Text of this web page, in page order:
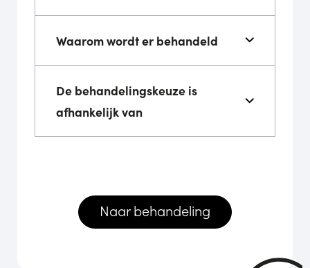
Waarom wordt er behandeld
De behandelingskeuze is
afhankelijk van
Naar behandeling